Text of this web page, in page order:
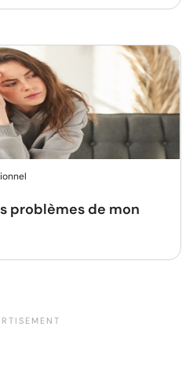
problèmes de mon